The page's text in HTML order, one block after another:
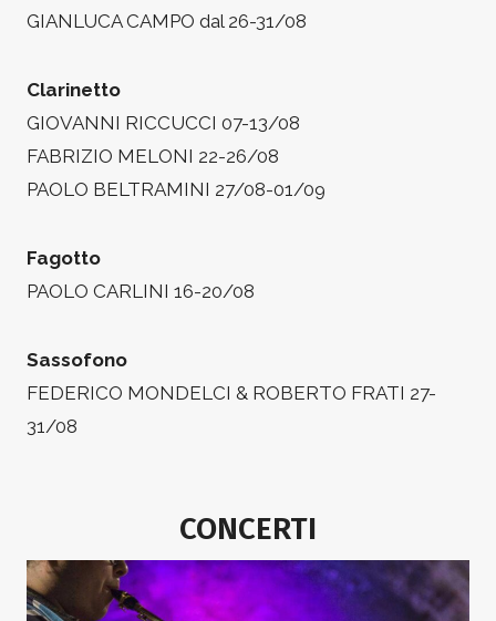
GIANLUCA CAMPO dal 26-31/08
Clarinetto
GIOVANNI RICCUCCI 07-13/08
FABRIZIO MELONI 22-26/08
PAOLO BELTRAMINI 27/08-01/09
Fagotto
PAOLO CARLINI 16-20/08
Sassofono
FEDERICO MONDELCI & ROBERTO FRATI 27-
31/08
CONCERTI